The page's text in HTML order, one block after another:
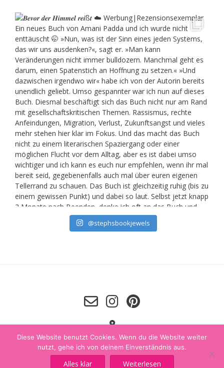
@stephsbookjewels
Diese Website benutzt Cookies. Wenn du die Website weiter
nutzt, gehe ich von deinem Einverständnis aus.
Alles klar Weiterlesen